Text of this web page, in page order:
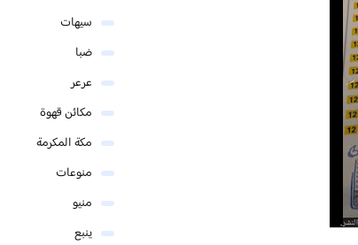
سيهات
ضبا
عرعر
مكائن قهوة
مكة المكرمة
منوعات
منيو
ينبع